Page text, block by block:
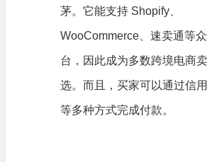
茅。它能支持 Shopify、
WooCommerce、速卖通等
台，因此成为多数跨境电商
选。而且，买家可以通过信
等多种方式完成付款。